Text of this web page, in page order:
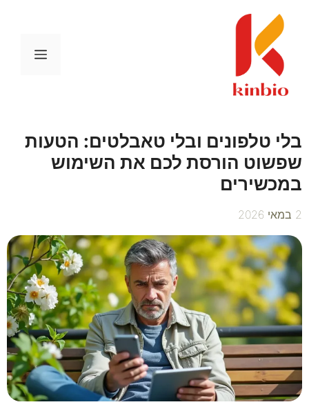
לתוכן
תפריט
בלי טלפונים ובלי טאבלטים: הטעות
שפשוט הורסת לכם את השימוש
במכשירים
2 במאי 2026